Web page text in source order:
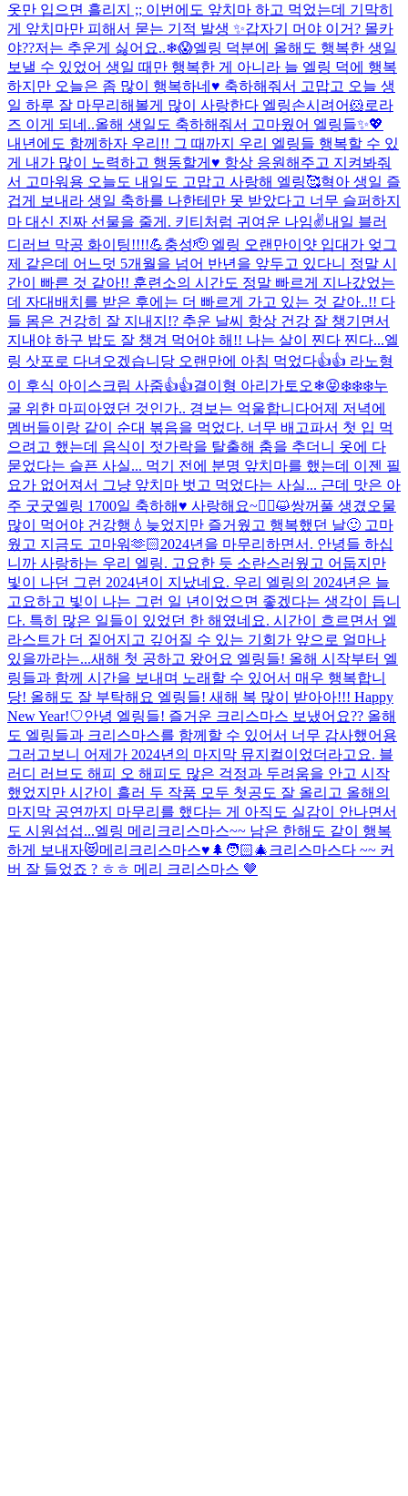
옷만 입으면 흘리지 ;; 이번에도 앞치마 하고 먹었는데 기막히
게 앞치마만 피해서 묻는 기적 발생 ✨갑자기 머야 이거? 몰카
야??저는 추운게 싫어요..❄😱엘링 덕분에 올해도 행복한 생일
보낼 수 있었어 생일 때만 행복한 게 아니라 늘 엘링 덕에 행복
하지만 오늘은 좀 많이 행복하네♥️ 축하해줘서 고맙고 오늘 생
일 하루 잘 마무리해볼게 많이 사랑한다 엘링손시려어🐹로라
즈 이게 되네..올해 생일도 축하해줘서 고마웠어 엘링들✨💖
내년에도 함께하자 우리!! 그 때까지 우리 엘링들 행복할 수 있
게 내가 많이 노력하고 행동할게♥ 항상 응원해주고 지켜봐줘
서 고마워용 오늘도 내일도 고맙고 사랑해 엘링🥰혁아 생일 즐
겁게 보내라 생일 축하를 나한테만 못 받았다고 너무 슬퍼하지
마 대신 진짜 선물을 줄게. 키티처럼 귀여운 나임✌️내일 블러
디러브 막공 화이팅!!!!💪충성🫡 엘링 오랜만이얏 입대가 엊그
제 같은데 어느덧 5개월을 넘어 반년을 앞두고 있다니 정말 시
간이 빠른 것 같아!! 훈련소의 시간도 정말 빠르게 지나갔었는
데 자대배치를 받은 후에는 더 빠르게 가고 있는 것 같아..!! 다
들 몸은 건강히 잘 지내지!? 추운 날씨 항상 건강 잘 챙기면서
지내야 하구 밥도 잘 챙겨 먹어야 해!! 나는 살이 찐다 찐다...엘
링 삿포로 다녀오겠습니당 오랜만에 아침 먹었다👍👍 라노형
이 후식 아이스크림 사줌👍👍결이형 아리가토오❄😝❄️❄️❄️누
굴 위한 마피아였던 것인가.. 경보는 억울합니다어제 저녁에
멤버들이랑 같이 순대 볶음을 먹었다. 너무 배고파서 첫 입 먹
으려고 했는데 음식이 젓가락을 탈출해 춤을 추더니 옷에 다
묻었다는 슬픈 사실... 먹기 전에 분명 앞치마를 했는데 이젠 필
요가 없어져서 그냥 앞치마 벗고 먹었다는 사실... 근데 맛은 아
주 굿굿엘링 1700일 축하해♥ 사랑해요~🙇‍♂️😺쌍꺼풀 생겼오물
많이 먹어야 건강행💧 늦었지만 즐거웠고 행복했던 날🙂 고마
웠고 지금도 고마워🫶🏻2024년을 마무리하면서. 안녕들 하십
니까 사랑하는 우리 엘링. 고요한 듯 소란스러웠고 어둡지만
빛이 나던 그런 2024년이 지났네요. 우리 엘링의 2024년은 늘
고요하고 빛이 나는 그런 일 년이었으면 좋겠다는 생각이 듭니
다. 특히 많은 일들이 있었던 한 해였네요. 시간이 흐르면서 엘
라스트가 더 짙어지고 깊어질 수 있는 기회가 앞으로 얼마나
있을까라는...새해 첫 공하고 왔어요 엘링들! 올해 시작부터 엘
링들과 함께 시간을 보내며 노래할 수 있어서 매우 행복합니
당! 올해도 잘 부탁해요 엘링들! 새해 복 많이 받아아!!! Happy
New Year!♡안녕 엘링들! 즐거운 크리스마스 보냈어요?? 올해
도 엘링들과 크리스마스를 함께할 수 있어서 너무 감사했어용
그러고보니 어제가 2024년의 마지막 뮤지컬이었더라고요. 블
러디 러브도 해피 오 해피도 많은 걱정과 두려움을 안고 시작
했었지만 시간이 흘러 두 작품 모두 첫공도 잘 올리고 올해의
마지막 공연까지 마무리를 했다는 게 아직도 실감이 안나면서
도 시원섭섭...엘링 메리크리스마스~~ 남은 한해도 같이 행복
하게 보내자😻메리크리스마스♥️🌲🧑🏻‍🎄 크리스마스다 ~~ 커
버 잘 들었죠 ? ㅎㅎ 메리 크리스마스 🤎